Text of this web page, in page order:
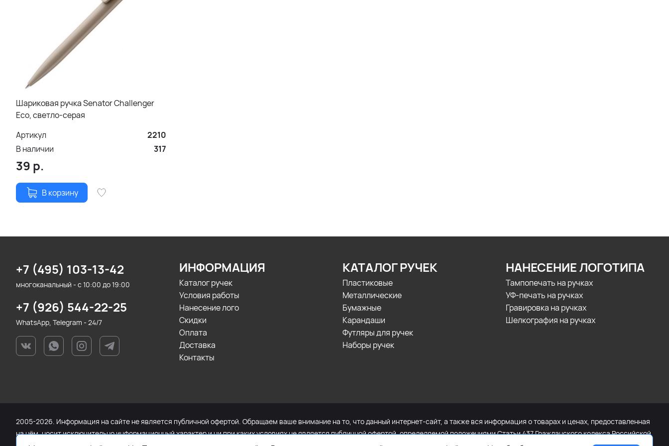
Шариковая ручка Senator Challenger
Eco, светло-серая
Артикул
2210
В наличии
317
39 р.
В корзину
+7 (495) 103-13-42
многоканальный - с 10:00 до 19:00
+7 (926) 544-22-25
WhatsApp, Telegram - 24/7
ИНФОРМАЦИЯ
Каталог ручек
Условия работы
Нанесение лого
Скидки
Оплата
Доставка
Контакты
КАТАЛОГ РУЧЕК
Пластиковые
Металлические
Бумажные
Карандаши
Футляры для ручек
Наборы ручек
НАНЕСЕНИЕ ЛОГОТИПА
Тампопечать на ручках
УФ-печать на ручках
Гравировка на ручках
Шелкография на ручках
2005-2026. Информация на сайте не является публичной офертой. Обращаем ваше внимание на то, что данный интернет-сайт, а также вся информация о товарах и ценах, предоставленная
на нём, носит исключительно информационный характер и ни при каких условиях не является публичной офертой, определяемой положениями Статьи 437 Гражданского кодекса Российской